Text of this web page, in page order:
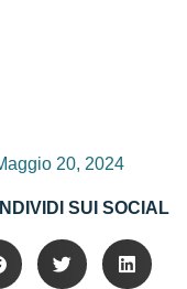
20, 2024
SUI SOCIAL